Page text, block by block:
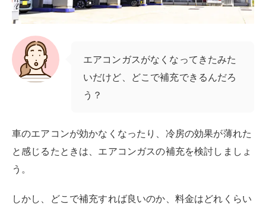
エアコンガスがなくなってきたみた
いだけど、どこで補充できるんだろ
う？
車のエアコンが効かなくなったり、冷房の効果が薄れた
と感じるたときは、エアコンガスの補充を検討しましょ
う。
しかし、どこで補充すれば良いのか、料金はどれくらい